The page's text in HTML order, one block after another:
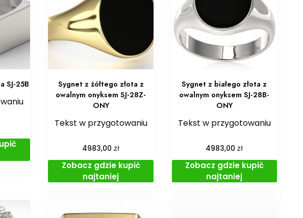
SJ-25B
Sygnet z żółtego złota z
owalnym onyksem SJ-28Z-
ONY
Tekst w przygotowaniu
4983,00zł
Zobacz gdzie kupić
najtaniej
Sygnet z białego złota z
owalnym onyksem SJ-28B-
ONY
Tekst w przygotowaniu
4983,00zł
Zobacz gdzie kupić
najtaniej